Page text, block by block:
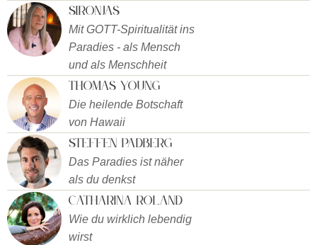
Sironjas
Mit GOTT-Spiritualität ins
Paradies - als Mensch
und als Menschheit
Thomas Young
Die heilende Botschaft
von Hawaii
Steffen Padberg
Das Paradies ist näher
als du denkst
Catharina Roland
Wie du wirklich lebendig
wirst